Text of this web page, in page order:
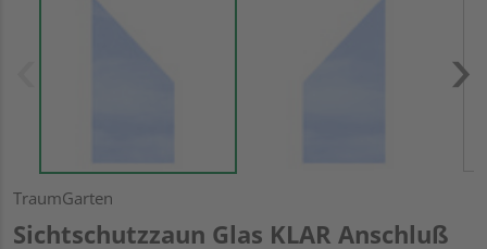
TraumGarten
Sichtschutzzaun Glas KLAR Anschluß